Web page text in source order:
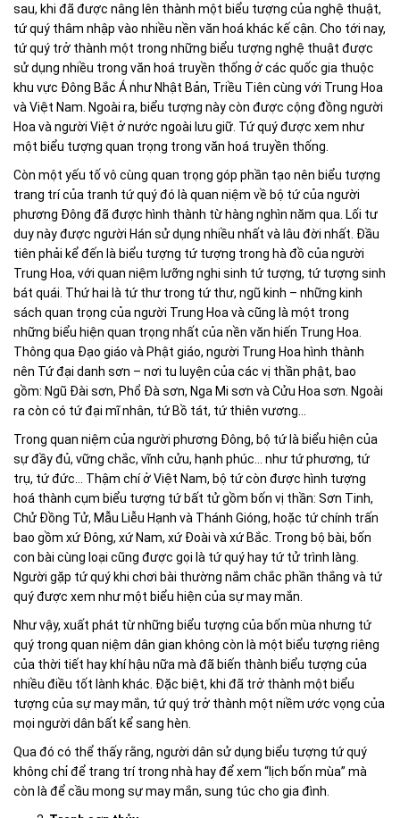
sau, khi đã được nâng lên thành một biểu tượng của nghệ thuật,
tứ quý thâm nhập vào nhiều nền văn hoá khác kế cận. Cho tới nay,
tứ quý trở thành một trong những biểu tượng nghệ thuật được
sử dụng nhiều trong văn hoá truyền thống ở các quốc gia thuộc
khu vực Đông Bắc Á như Nhật Bản, Triều Tiên cùng với Trung Hoa
và Việt Nam. Ngoài ra, biểu tượng này còn được cộng đồng người
Hoa và người Việt ở nước ngoài lưu giữ. Tứ quý được xem như
một biểu tượng quan trọng trong văn hoá truyền thống.
Còn một yếu tố vô cùng quan trọng góp phần tạo nên biểu tượng
trang trí của tranh tứ quý đó là quan niệm về bộ tứ của người
phương Đông đã được hình thành từ hàng nghìn năm qua. Lối tư
duy này được người Hán sử dụng nhiều nhất và lâu đời nhất. Đầu
tiên phải kể đến là biểu tượng tứ tượng trong hà đồ của người
Trung Hoa, với quan niệm lưỡng nghi sinh tứ tượng, tứ tượng sinh
bát quái. Thứ hai là tứ thư trong tứ thư, ngũ kinh – những kinh
sách quan trọng của người Trung Hoa và cũng là một trong
những biểu hiện quan trọng nhất của nền văn hiến Trung Hoa.
Thông qua Đạo giáo và Phật giáo, người Trung Hoa hình thành
nên Tứ đại danh sơn – nơi tu luyện của các vị thần phật, bao
gồm: Ngũ Đài sơn, Phổ Đà sơn, Nga Mi sơn và Cửu Hoa sơn. Ngoài
ra còn có tứ đại mĩ nhân, tứ Bồ tát, tứ thiên vương…
Trong quan niệm của người phương Đông, bộ tứ là biểu hiện của
sự đầy đủ, vững chắc, vĩnh cửu, hạnh phúc… như tứ phương, tứ
trụ, tứ đức… Thậm chí ở Việt Nam, bộ tứ còn được hình tượng
hoá thành cụm biểu tượng tứ bất tử gồm bốn vị thần: Sơn Tinh,
Chử Đồng Tử, Mẫu Liễu Hạnh và Thánh Gióng, hoặc tứ chính trấn
bao gồm xứ Đông, xứ Nam, xứ Đoài và xứ Bắc. Trong bộ bài, bốn
con bài cùng loại cũng được gọi là tứ quý hay tứ tử trình làng.
Người gặp tứ quý khi chơi bài thường nắm chắc phần thắng và tứ
quý được xem như một biểu hiện của sự may mắn.
Như vậy, xuất phát từ những biểu tượng của bốn mùa nhưng tứ
quý trong quan niệm dân gian không còn là một biểu tượng riêng
của thời tiết hay khí hậu nữa mà đã biến thành biểu tượng của
nhiều điều tốt lành khác. Đặc biệt, khi đã trở thành một biểu
tượng của sự may mắn, tứ quý trở thành một niềm ước vọng của
mọi người dân bất kể sang hèn.
Qua đó có thể thấy rằng, người dân sử dụng biểu tượng tứ quý
không chỉ để trang trí trong nhà hay để xem “lịch bốn mùa” mà
còn là để cầu mong sự may mắn, sung túc cho gia đình.